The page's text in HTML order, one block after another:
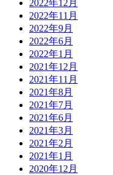
2022年12月
2022年11月
2022年9月
2022年6月
2022年1月
2021年12月
2021年11月
2021年8月
2021年7月
2021年6月
2021年3月
2021年2月
2021年1月
2020年12月